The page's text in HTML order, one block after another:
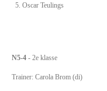
Oscar Teulings
N5-4 - 2e klasse
Trainer: Carola Brom (di)